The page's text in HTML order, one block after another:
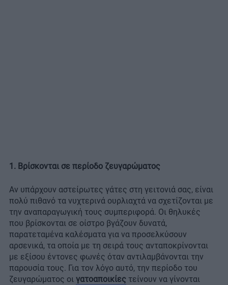
1. Βρίσκονται σε περίοδο ζευγαρώματος
Αν υπάρχουν αστείρωτες γάτες στη γειτονιά σας, είναι
πολύ πιθανό τα νυχτερινά ουρλιαχτά να σχετίζονται με
την αναπαραγωγική τους συμπεριφορά. Οι θηλυκές
που βρίσκονται σε οίστρο βγάζουν δυνατά,
παρατεταμένα καλέσματα για να προσελκύσουν
αρσενικά, τα οποία με τη σειρά τους ανταποκρίνονται
με εξίσου έντονες φωνές όταν αντιλαμβάνονται την
παρουσία τους. Για τον λόγο αυτό, την περίοδο του
ζευγαρώματος οι γατοαποικίες τείνουν να γίνονται